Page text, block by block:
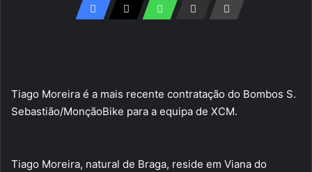
Tiago Moreira é a mais recente contratação do Bombos S.
Sebastião/MonçãoBike para a equipa de XCM.
Tiago Moreira, natural de Braga, reside em Viana do